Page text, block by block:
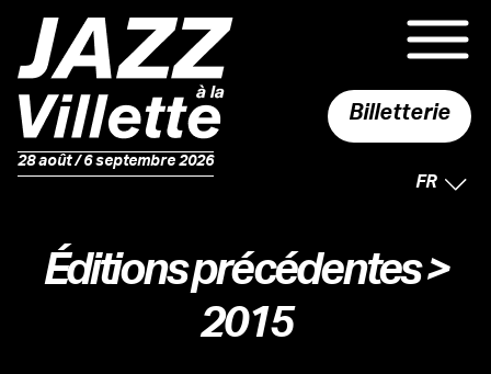
28 août / 6 septembre 2026
Billetterie
FR
Éditions précédentes>
2015